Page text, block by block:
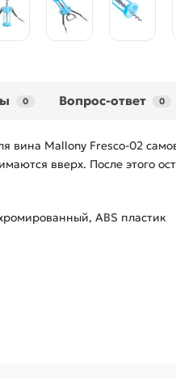
0 Вопрос-ответ 0
вина Mallony Fresco-02
вверх. После этого
ABS пластик